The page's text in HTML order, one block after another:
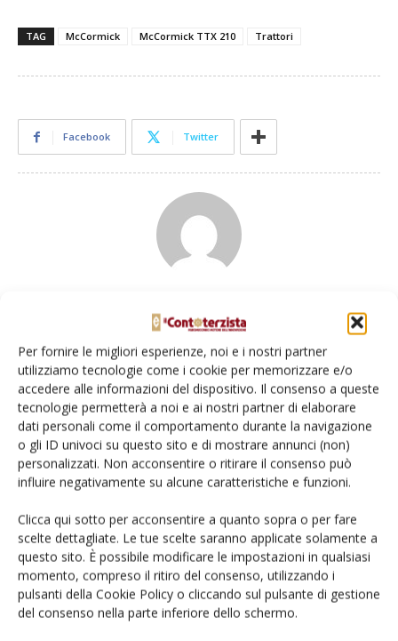
Per fornire le migliori esperienze, noi e i nostri partner
utilizziamo tecnologie come i cookie per memorizzare e/o
accedere alle informazioni del dispositivo. Il consenso a queste
tecnologie permetterà a noi e ai nostri partner di elaborare
dati personali come il comportamento durante la navigazione
o gli ID univoci su questo sito e di mostrare annunci (non)
personalizzati. Non acconsentire o ritirare il consenso può
influire negativamente su alcune caratteristiche e funzioni.
Clicca qui sotto per acconsentire a quanto sopra o per fare
scelte dettagliate. Le tue scelte saranno applicate solamente a
questo sito. È possibile modificare le impostazioni in qualsiasi
momento, compreso il ritiro del consenso, utilizzando i
pulsanti della Cookie Policy o cliccando sul pulsante di gestione
del consenso nella parte inferiore dello schermo.
TAG McCormick McCormick TTX 210 Trattori
Facebook Twitter
Articoli correlati
Aumento cavalli: corsa senza freni?
Immatricolazioni trattori, moderato
ottimismo in Italia e in Europa
Nuovi siti web per Landini e McCormick